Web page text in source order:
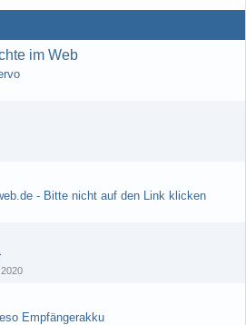
im Web
- Bitte nicht auf den Link klicken
Empfängerakku